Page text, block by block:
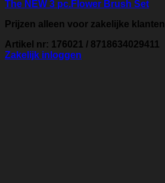
The NEW 3 pc.Flower Brush Set
Prijzen alleen voor zakelijke klanten
Artikel nr: 176021 / 8718634029411
Zakelijk inloggen